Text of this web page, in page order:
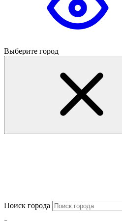
Выберите город
Поиск города